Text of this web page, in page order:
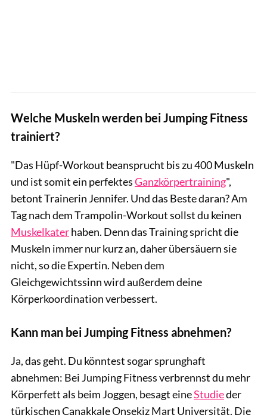
Welche Muskeln werden bei Jumping Fitness
trainiert?
"Das Hüpf-Workout beansprucht bis zu 400 Muskeln
und ist somit ein perfektesGanzkörpertraining",
betont Trainerin Jennifer. Und das Beste daran? Am
Tag nach dem Trampolin-Workout sollst du keinen
Muskelkaterhaben. Denn das Training spricht die
Muskeln immer nur kurz an, daher übersäuern sie
nicht, so die Expertin. Neben dem
Gleichgewichtssinn wird außerdem deine
Körperkoordination verbessert.
Kann man bei Jumping Fitness abnehmen?
Ja, das geht. Du könntest sogar sprunghaft
abnehmen: Bei Jumping Fitness verbrennst du mehr
Körperfett als beim Joggen, besagt eineStudieder
türkischen Canakkale Onsekiz Mart Universität. Die